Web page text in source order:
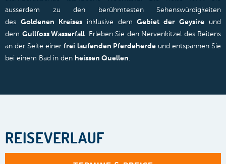
ausserdem zu den berühmtesten Sehenswürdigkeiten
des Goldenen Kreisesinklusive demGebiet der Geysire und
dem Gullfoss Wasserfall. Erleben Sie den Nervenkitzel des Reitens
an der Seite einerfrei laufenden Pferdeherdeund entspannen Sie
bei einem Bad in den heissen Quellen.
REISEVERLAUF